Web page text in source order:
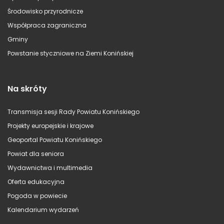
Środowisko przyrodnicze
Współpraca zagraniczna
Gminy
Powstanie styczniowe na Ziemi Konińskiej
Na skróty
Transmisja sesji Rady Powiatu Konińskiego
Projekty europejskie i krajowe
Geoportal Powiatu Konińskiego
Powiat dla seniora
Wydawnictwa i multimedia
Oferta edukacyjna
Pogoda w powiecie
Kalendarium wydarzeń